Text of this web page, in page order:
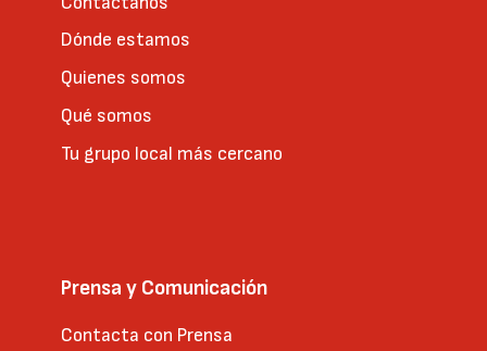
Dónde estamos
Quienes somos
Qué somos
Tu grupo local más cercano
Prensa y Comunicación
Contacta con Prensa